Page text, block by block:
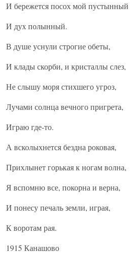
И бережется посох мой пустынный
И дух полынный.
В душе уснули строгие обеты,
И клады скорби, и кристаллы слез,
Не слышу моря стихшего угроз,
Лучами солнца вечного пригрета,
Играю где-то.
А всколыхнется бездна роковая,
Прихлынет горькая к ногам волна,
Я вспомню все, покорна и верна,
И понесу печаль земли, играя,
К воротам рая.
1915 Канашово